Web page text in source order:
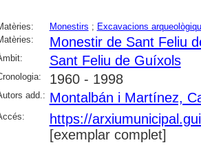
Monestirs ; Excavacions
Monestir de Sant Feliu
Sant Feliu de Guíxols
1960 - 1998
add.: Montalbán i Martínez,
https://
[exemplar complet]